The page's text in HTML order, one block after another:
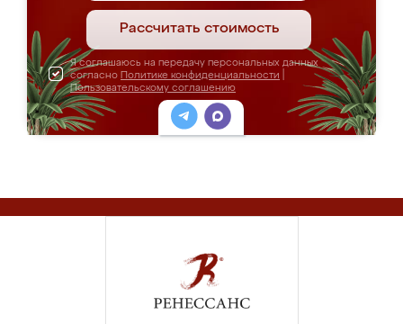
Рассчитать стоимость
Я соглашаюсь на передачу персональных данных
согласно Политике конфиденциальности
Пользовательскому соглашению